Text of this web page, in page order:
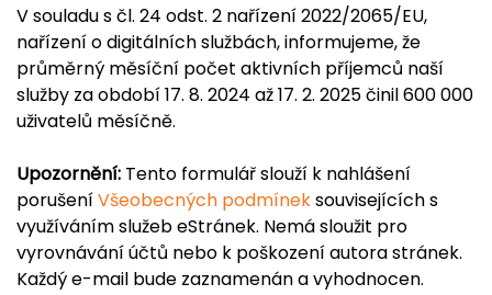
V souladu s čl. 24 odst. 2 nařízení 2022/2065/EU,
nařízení o digitálních službách, informujeme, že
průměrný měsíční počet aktivních příjemců naší
služby za období 17. 8. 2024 až 17. 2. 2025 činil 600 000
uživatelů měsíčně.
Upozornění: Tento formulář slouží k nahlášení
porušeníVšeobecných podmíneksouvisejících s
využíváním služeb eStránek. Nemá sloužit pro
vyrovnávání účtů nebo k poškození autora stránek.
Každý e-mail bude zaznamenán a vyhodnocen.